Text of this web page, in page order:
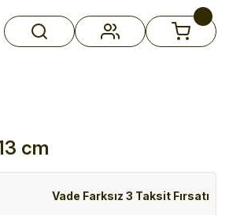
cm
Vade Farksız 3 Taksit Fırsatı